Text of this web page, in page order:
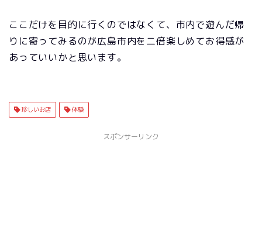
ここだけを目的に行くのではなくて、市内で遊んだ帰
りに寄ってみるのが広島市内を二倍楽しめてお得感が
あっていいかと思います。
珍しいお店 体験
スポンサーリンク